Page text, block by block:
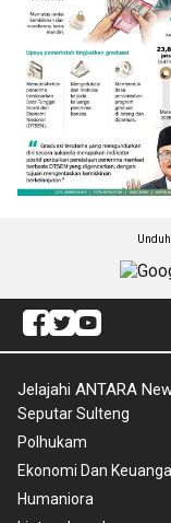
Jelajahi ANTARA
Seputar Sulteng
Polhukam
Ekonomi Dan
Humaniora